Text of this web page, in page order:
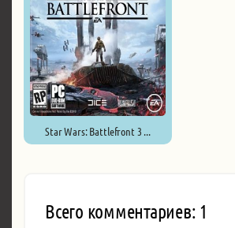
Star Wars: Battlefront 3 ...
Всего комментариев: 1